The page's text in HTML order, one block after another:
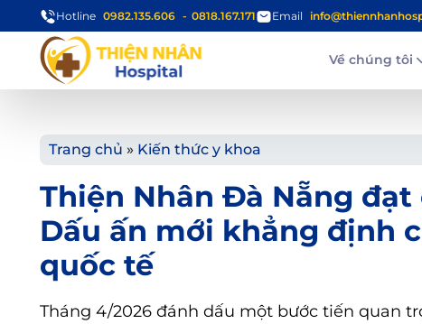
Hotline 0982.135.606 0818.167.171 Email
Về chúng tôi
Trang chủ » Kiến thức y khoa
Thiện Nhân Đà Nẵng đạt
Dấu ấn mới khẳng định
quốc tế
Tháng 4/2026 đánh dấu một bước tiến quan